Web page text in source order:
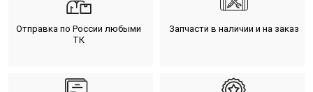
Отправка по России любыми
ТК
Запчасти в наличии и на заказ